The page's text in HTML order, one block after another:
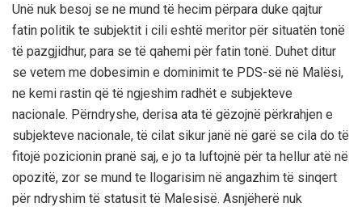
Unë nuk besoj se ne mund të hecim përpara duke qajtur
fatin politik te subjektit i cili eshtë meritor për situatën tonë
të pazgjidhur, para se të qahemi për fatin tonë. Duhet ditur
se vetem me dobesimin e dominimit te PDS-së në Malësi,
ne kemi rastin që të ngjeshim radhët e subjekteve
nacionale. Përndryshe, derisa ata të gëzojnë përkrahjen e
subjekteve nacionale, të cilat sikur janë në garë se cila do të
fitojë pozicionin pranë saj, e jo ta luftojnë për ta hellur atë në
opozitë, zor se mund te llogarisim në angazhim të sinqert
për ndryshim të statusit të Malesisë. Asnjëherë nuk